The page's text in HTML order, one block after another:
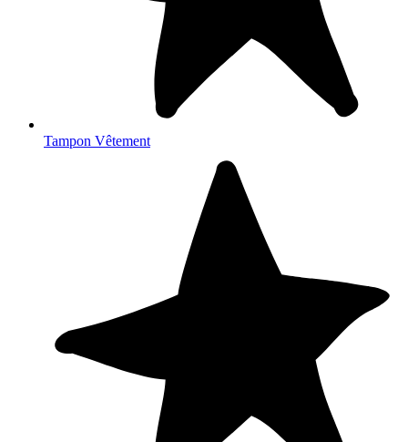
Tampon Vêtement